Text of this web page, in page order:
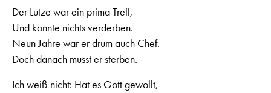
Der Lutze war ein prima Treff,
Und konnte nichts verderben.
Neun Jahre war er drum auch Chef.
Doch danach musst er sterben.
Ich weiß nicht: Hat es Gott gewollt,